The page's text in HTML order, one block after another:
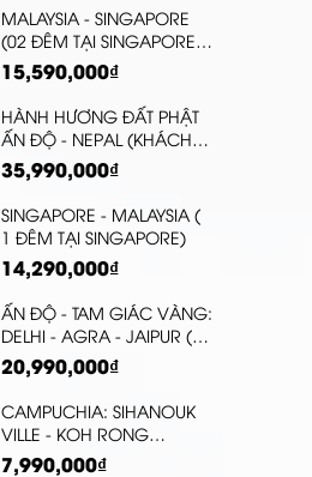
MALAYSIA - SINGAPORE
(02 ĐÊM TẠI SINGAPORE,
TẶNG VÉ THAM QUAN
FLORAL FANTASY DOME)
15,590,000₫
HÀNH HƯƠNG ĐẤT PHẬT
ẤN ĐỘ - NEPAL (KHÁCH
SẠN 4 SAO)
35,990,000₫
SINGAPORE - MALAYSIA (
1 ĐÊM TẠI SINGAPORE)
14,290,000₫
ẤN ĐỘ - TAM GIÁC VÀNG:
DELHI - AGRA - JAIPUR (5
ĐÊM KHÁCH SẠN 4 SAO)
20,990,000₫
CAMPUCHIA: SIHANOUK
VILLE - KOH RONG
SAMLOEM - PHNOM PENH
7,990,000₫